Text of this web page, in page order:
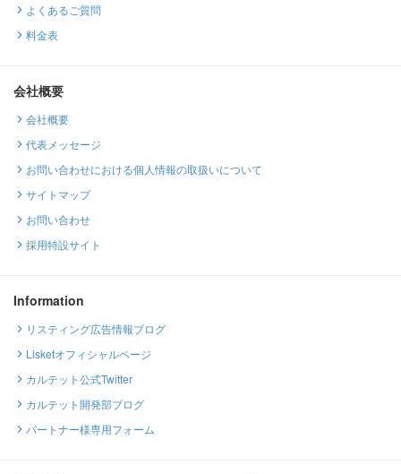
よくあるご質問
料金表
会社概要
会社概要
代表メッセージ
お問い合わせにおける個人情報の取扱いについて
サイトマップ
お問い合わせ
採用特設サイト
Information
リスティング広告情報ブログ
Lisketオフィシャルページ
カルテット公式Twitter
カルテット開発部ブログ
パートナー様専用フォーム